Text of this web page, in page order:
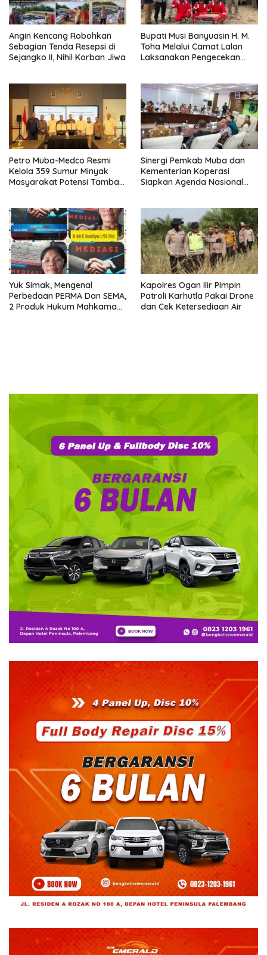
Angin Kencang Robohkan
Sebagian Tenda Resepsi di
Sejangko II, Nihil Korban Jiwa
Bupati Musi Banyuasin H. M.
Toha Melalui Camat Lalan
Laksanakan Pengecekan
Perusahaan
Petro Muba-Medco Resmi
Kelola 359 Sumur Minyak
Masyarakat Potensi Tambah
Sinergi Pemkab Muba dan
Kementerian Koperasi
Siapkan Agenda Nasional
Pabrik KUD Sejahtera
Dimatangkan
Yuk Simak, Mengenal
Perbedaan PERMA Dan SEMA,
2 Produk Hukum Mahkamah
Kapolres Ogan Ilir Pimpin
Patroli Karhutla Pakai Drone
dan Cek Ketersediaan Air